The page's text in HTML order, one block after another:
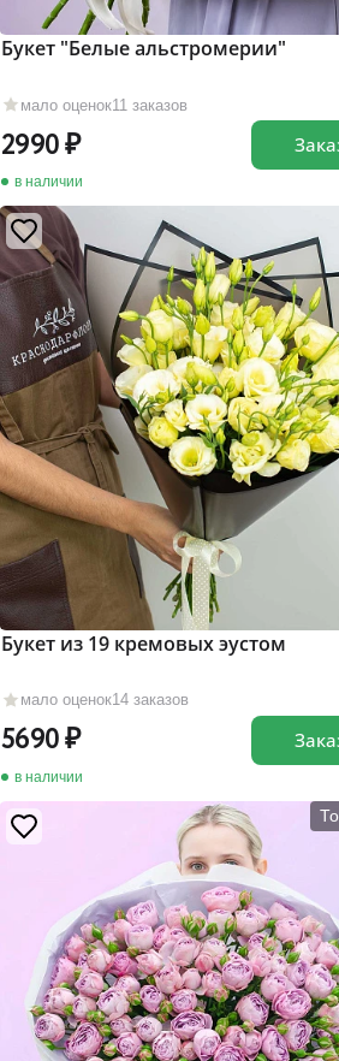
мало оценок11 заказов
Букет "Белые альстромерии"
2990
в наличии
мало оценок14 заказов
Букет из 19 кремовых эустом
5690
в наличии